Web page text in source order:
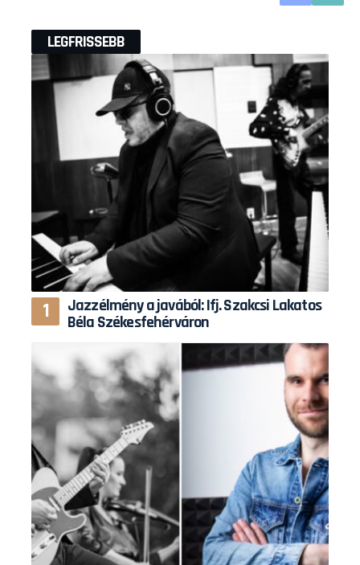
LEGFRISSEBB
Jazzélmény a javából: Ifj. Szakcsi Lakatos
Béla Székesfehérváron